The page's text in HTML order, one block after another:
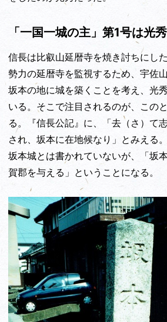
「一国一城の主」第1号は光
信長は比叡山延暦寺を焼き討ちにし
勢力の延暦寺を監視するため、宇佐
坂本の地に城を築くことを考え、光
いる。そこで注目されるのが、この
る。『信長公記』に、「去（さ）て
され、坂本に在地候なり」とみえる
坂本城とは書かれていないが、「坂
賀郡を与える」ということになる。